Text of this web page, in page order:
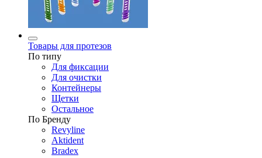
Товары для протезов
По типу
Для фиксации
Для очистки
Контейнеры
Щетки
Остальное
По Бренду
Revyline
Aktident
Bradex